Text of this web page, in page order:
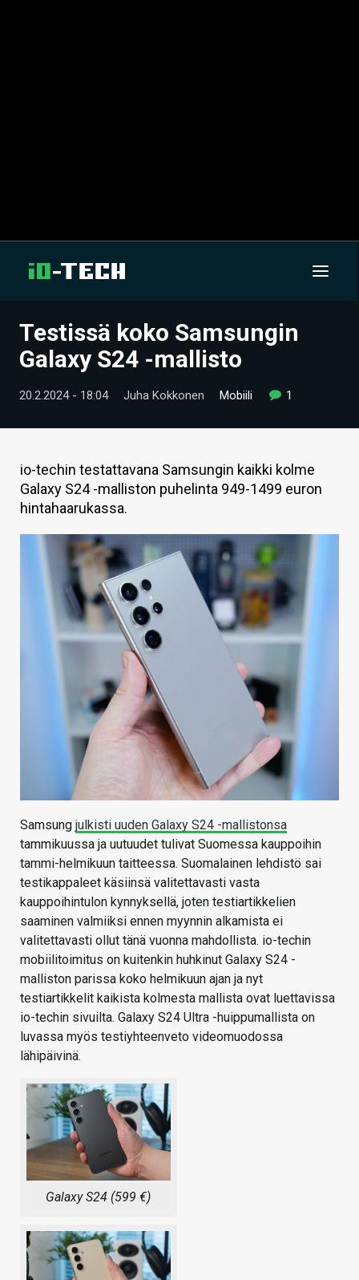
UUTISET
TIETOA
HINTA.FI
VAIHDA TEEMA
Testissä koko Samsungin
Galaxy S24 -mallisto
20.2.2024 - 18:04 Juha Kokkonen Mobiili 1
io-techin testattavana Samsungin kaikki kolme
Galaxy S24 -malliston puhelinta 949-1499 euron
hintahaarukassa.
Samsung julkisti uuden Galaxy S24 -mallistonsa
tammikuussa ja uutuudet tulivat Suomessa kauppoihin
tammi-helmikuun taitteessa. Suomalainen lehdistö sai
testikappaleet käsiinsä valitettavasti vasta
kauppoihintulon kynnyksellä, joten testiartikkelien
saaminen valmiiksi ennen myynnin alkamista ei
valitettavasti ollut tänä vuonna mahdollista. io-techin
mobiilitoimitus on kuitenkin huhkinut Galaxy S24 -
malliston parissa koko helmikuun ajan ja nyt
testiartikkelit kaikista kolmesta mallista ovat luettavissa
io-techin sivuilta. Galaxy S24 Ultra -huippumallista on
luvassa myös testiyhteenveto videomuodossa
lähipäivinä.
Galaxy S24 (599 €)